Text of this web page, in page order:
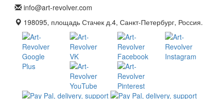
info@art-revolver.com
198095, площадь Стачек д.4, Санкт-Петербург, Россия.